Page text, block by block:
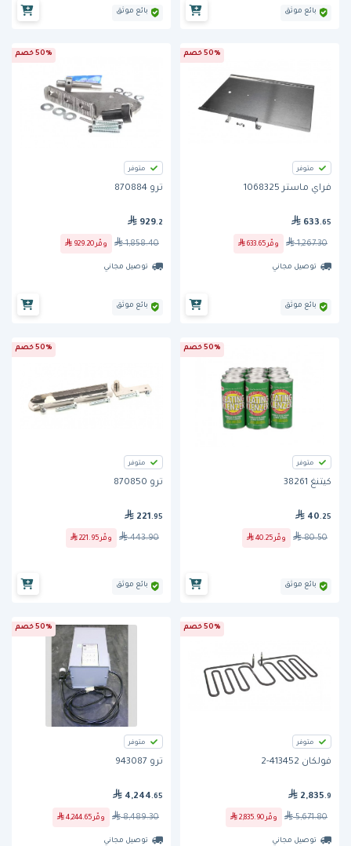
بائع موثق بائع موثق
50% خصم
متوفر
فراي ماستر 1068325
633 .65
1,267.30 وفّر 633.65
توصيل مجاني
بائع موثق
50% خصم
متوفر
ترو 870884
929.2
1,858.40 وفّر 929.20
توصيل مجاني
بائع موثق
50% خصم
متوفر
كيتنغ 38261
40 .25
80.50 وفّر 40.25
بائع موثق
50% خصم
متوفر
ترو 870850
221 .95
443.90 وفّر 221.95
بائع موثق
50% خصم
متوفر
فولكان 413452-2
2,835 .9
5,671.80 وفّر 2,835.90
توصيل مجاني
50% خصم
متوفر
ترو 943087
4,244 .65
8,489.30 وفّر 4,244.65
توصيل مجاني